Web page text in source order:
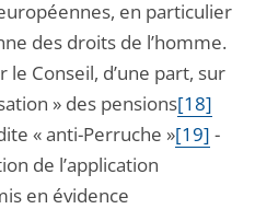
en particulier
des droits de l’homme.
Conseil, d’une part, sur
» des pensions[18]
« anti-Perruche »[19] -
de l’application
en évidence